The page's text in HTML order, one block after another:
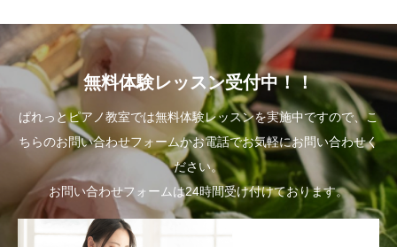
無料体験レッスン受付中！！
ぱれっとピアノ教室では無料体験レッスンを実施中ですので、こ
ちらのお問い合わせフォームかお電話でお気軽にお問い合わせく
ださい。
お問い合わせフォームは24時間受け付けております。